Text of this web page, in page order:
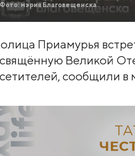
Фото: мэрия Благовещенска
Приамурья
Великой
сообщили в